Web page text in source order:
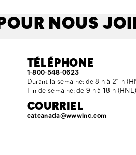
NOUS
TÉLÉPHONE
1-800-548-0623
Durant la semaine: de 8 h à 21 h
Fin de semaine: de 9 h à 18 h (HNE)
COURRIEL
catcanada@wwwinc.com